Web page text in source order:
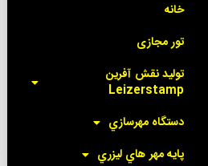
خانه
تور مجازی
توليد نقش آفرين
Leizerstamp
دستگاه مهرسازي
پايه مهر هاي ليزري